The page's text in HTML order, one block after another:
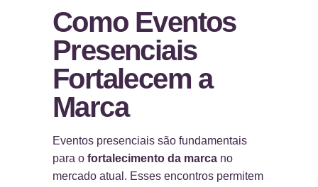
Como Eventos
Presenciais
Fortalecem a
Marca
Eventos presenciais são fundamentais
para o fortalecimento da marca no
mercado atual. Esses encontros permitem